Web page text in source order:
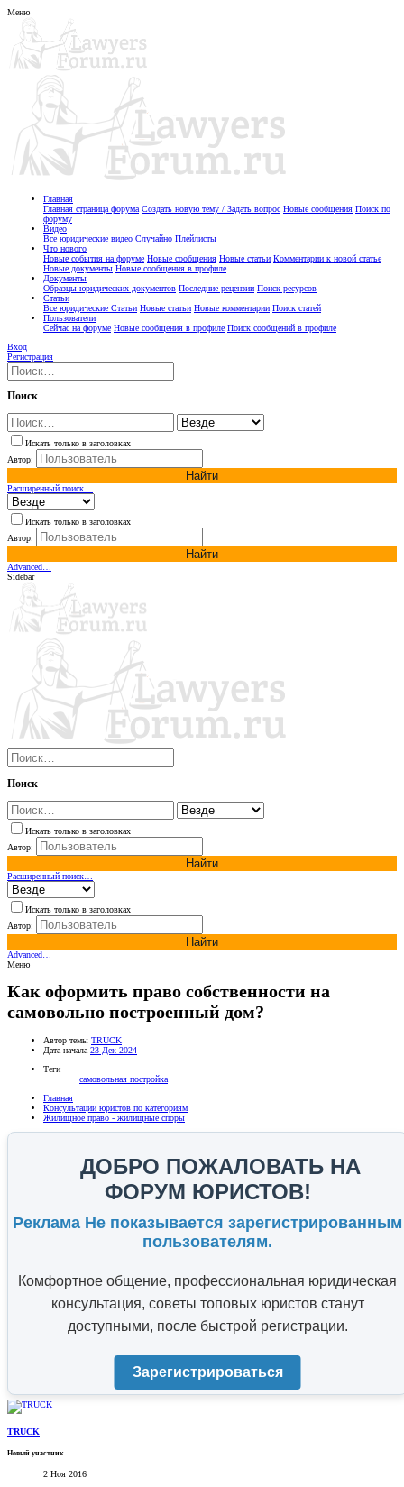
Меню
Главная
Главная страница форума Создать новую тему / Задать вопрос Новые сообщения Поиск по
форуму
Видео
Все юридические видео Случайно Плейлисты
Что нового
Новые события на форуме Новые сообщения Новые статьи Комментарии к новой статье
Новые документы Новые сообщения в профиле
Документы
Образцы юридических документов Последние рецензии Поиск ресурсов
Статьи
Все юридические Статьи Новые статьи Новые комментарии Поиск статей
Пользователи
Сейчас на форуме Новые сообщения в профиле Поиск сообщений в профиле
Вход
Регистрация
Поиск
Искать только в заголовках
Автор:
Найти
Расширенный поиск…
Искать только в заголовках
Автор:
Найти
Advanced…
Sidebar
Поиск
Искать только в заголовках
Автор:
Найти
Расширенный поиск…
Искать только в заголовках
Автор:
Найти
Advanced…
Меню
Как оформить право собственности на
самовольно построенный дом?
Автор темы TRUCK
Дата начала 23 Дек 2024
Теги
самовольная постройка
Главная
Консультации юристов по категориям
Жилищное право - жилищные споры
ДОБРО ПОЖАЛОВАТЬ НА
ФОРУМ ЮРИСТОВ!
Реклама Не показывается зарегистрированным
пользователям.
Комфортное общение, профессиональная юридическая
консультация, советы топовых юристов станут
доступными, после быстрой регистрации.
Зарегистрироваться
TRUCK
Новый участник
2 Ноя 2016